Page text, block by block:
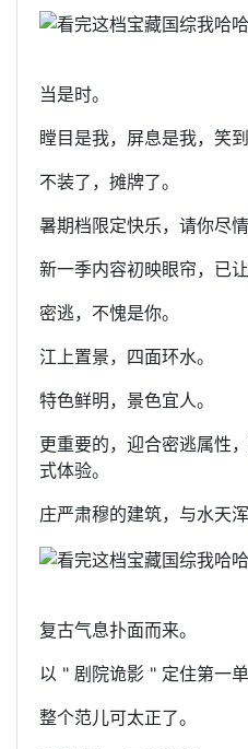
当是时。
瞠目是我，屏息是我，笑
不装了，摊牌了。
暑期档限定快乐，请你尽情
新一季内容初映眼帘，已让
密逃，不愧是你。
江上置景，四面环水。
特色鲜明，景色宜人。
更重要的，迎合密逃属性
式体验。
庄严肃穆的建筑，与水天浑
复古气息扑面而来。
以 " 剧院诡影 " 定住第一单
整个范儿可太正了。